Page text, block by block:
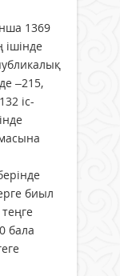
1369
–215,
іс-
биыл
бала